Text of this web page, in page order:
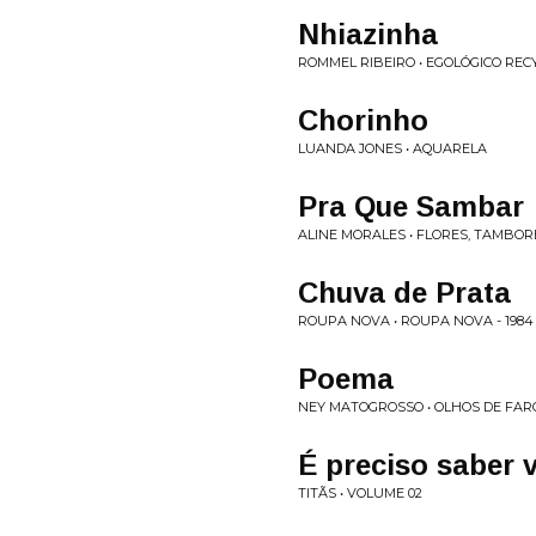
Nhiazinha
ROMMEL RIBEIRO • EGOLÓGICO
Chorinho
LUANDA JONES • AQUARELA
Pra Que Sambar
ALINE MORALES • FLORES,
Chuva de Prata
ROUPA NOVA • ROUPA NOVA - 1984
Poema
NEY MATOGROSSO • OLHOS DE
É preciso saber
TITÃS • VOLUME 02